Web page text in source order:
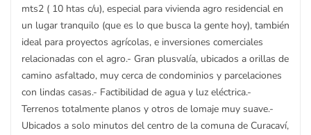
(Sugerencias)
mts2 ( 10 htas c/u), especial para vivienda agro residencial en
un lugar tranquilo (que es lo que busca la gente hoy), también
ideal para proyectos agrícolas, e inversiones comerciales
relacionadas con el agro.- Gran plusvalía, ubicados a orillas de
camino asfaltado, muy cerca de condominios y parcelaciones
con lindas casas.- Factibilidad de agua y luz eléctrica.-
Terrenos totalmente planos y otros de lomaje muy suave.-
Ubicados a solo minutos del centro de la comuna de Curacaví,